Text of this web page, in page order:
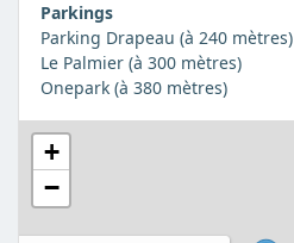
Parkings
Parking Drapeau (à 240 mètres)
Le Palmier (à 300 mètres)
Onepark (à 380 mètres)
+
−